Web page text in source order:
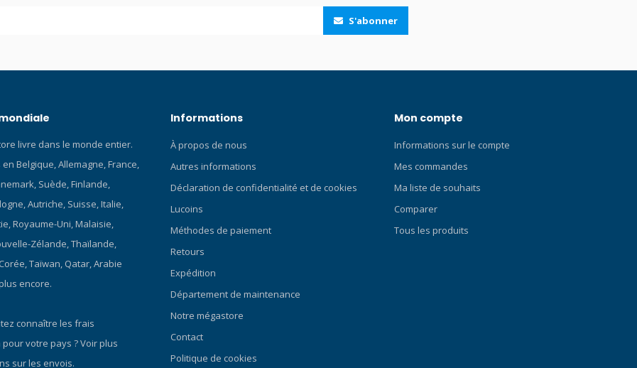
soit toujours dans le bon
parfait lorsque vous
de la palme - lors
réduit. Lorsque vous
vitesse, la pale est placée
plus grand. La force de la
mouvements de
avez plus de contrôle grâce
ailettes à deux points - vous
de manière
de la Seawing
deux parties distinctes -
facilement emporter les
avec le chausson optionnel à
S'abonner
livre dans le monde entier.
Belgique, Allemagne, France,
Suède, Finlande,
Autriche, Suisse, Italie,
Royaume-Uni, Malaisie,
Zélande, Thaïlande,
Taïwan, Qatar, Arabie
encore.
connaître les frais
votre pays ?Voir plus
sur les envois.
Informations
À propos de nous
Autres informations
Déclaration de confidentialité et de cookies
Lucoins
Méthodes de paiement
Retours
Expédition
Département de maintenance
Notre mégastore
Contact
Politique de cookies
Mon compte
Informations sur le compte
Mes commandes
Ma liste de souhaits
Comparer
Tous les produits